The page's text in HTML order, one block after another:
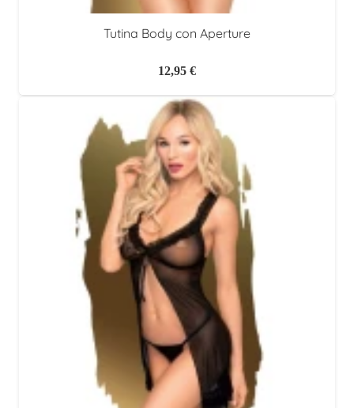
Tutina Body con Aperture
12,95 €